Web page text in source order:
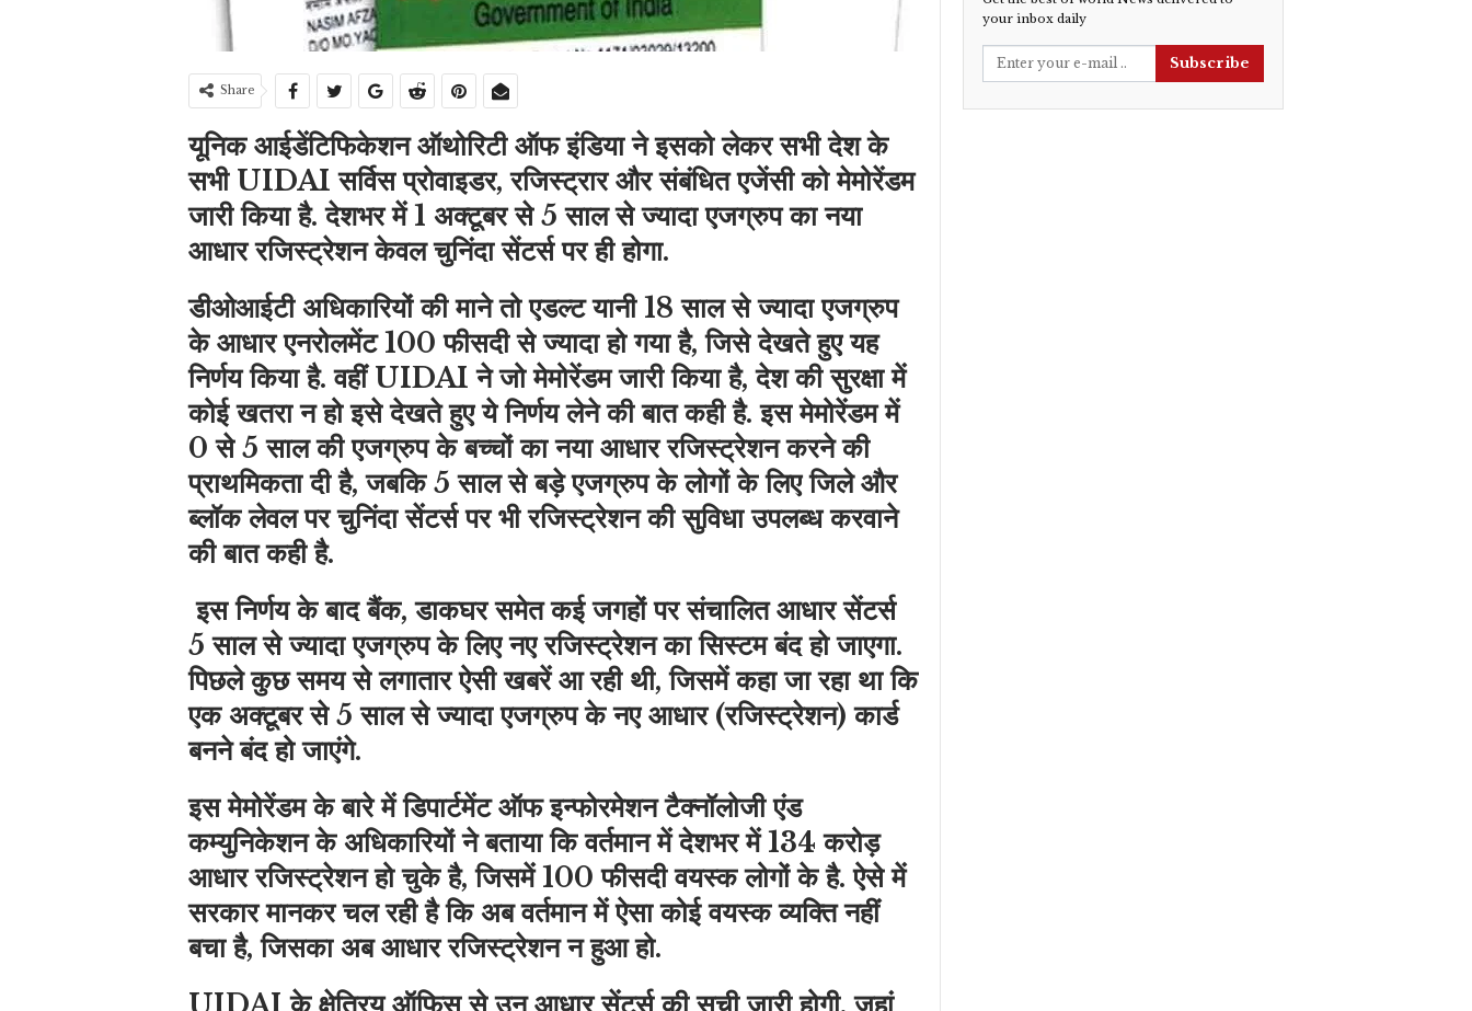
Share
यूनिक आईडेंटिफिकेशन ऑथोरिटी ऑफ इंडिया ने इसको लेकर सभी देश के
सभी UIDAI सर्विस प्रोवाइडर, रजिस्ट्रार और संबंधित एजेंसी को मेमोरेंडम
जारी किया है. देशभर में 1 अक्टूबर से 5 साल से ज्यादा एजग्रुप का नया
आधार रजिस्ट्रेशन केवल चुनिंदा सेंटर्स पर ही होगा.
डीओआईटी अधिकारियों की माने तो एडल्ट यानी 18 साल से ज्यादा एजग्रुप
के आधार एनरोलमेंट 100 फीसदी से ज्यादा हो गया है, जिसे देखते हुए यह
निर्णय किया है. वहीं UIDAI ने जो मेमोरेंडम जारी किया है, देश की सुरक्षा में
कोई खतरा न हो इसे देखते हुए ये निर्णय लेने की बात कही है. इस मेमोरेंडम में
0 से 5 साल की एजग्रुप के बच्चों का नया आधार रजिस्ट्रेशन करने की
प्राथमिकता दी है, जबकि 5 साल से बड़े एजग्रुप के लोगों के लिए जिले और
ब्लॉक लेवल पर चुनिंदा सेंटर्स पर भी रजिस्ट्रेशन की सुविधा उपलब्ध करवाने
की बात कही है.
इस निर्णय के बाद बैंक, डाकघर समेत कई जगहों पर संचालित आधार सेंटर्स
5 साल से ज्यादा एजग्रुप के लिए नए रजिस्ट्रेशन का सिस्टम बंद हो जाएगा.
पिछले कुछ समय से लगातार ऐसी खबरें आ रही थी, जिसमें कहा जा रहा था कि
एक अक्टूबर से 5 साल से ज्यादा एजग्रुप के नए आधार (रजिस्ट्रेशन) कार्ड
बनने बंद हो जाएंगे.
इस मेमोरेंडम के बारे में डिपार्टमेंट ऑफ इन्फोरमेशन टैक्नॉलोजी एंड
कम्युनिकेशन के अधिकारियों ने बताया कि वर्तमान में देशभर में 134 करोड़
आधार रजिस्ट्रेशन हो चुके है, जिसमें 100 फीसदी वयस्क लोगों के है. ऐसे में
सरकार मानकर चल रही है कि अब वर्तमान में ऐसा कोई वयस्क व्यक्ति नहीं
बचा है, जिसका अब आधार रजिस्ट्रेशन न हुआ हो.
your inbox daily
Subscribe